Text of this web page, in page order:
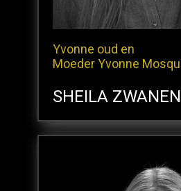
Yvonne oud en
Moeder Yvonne
SHEILA